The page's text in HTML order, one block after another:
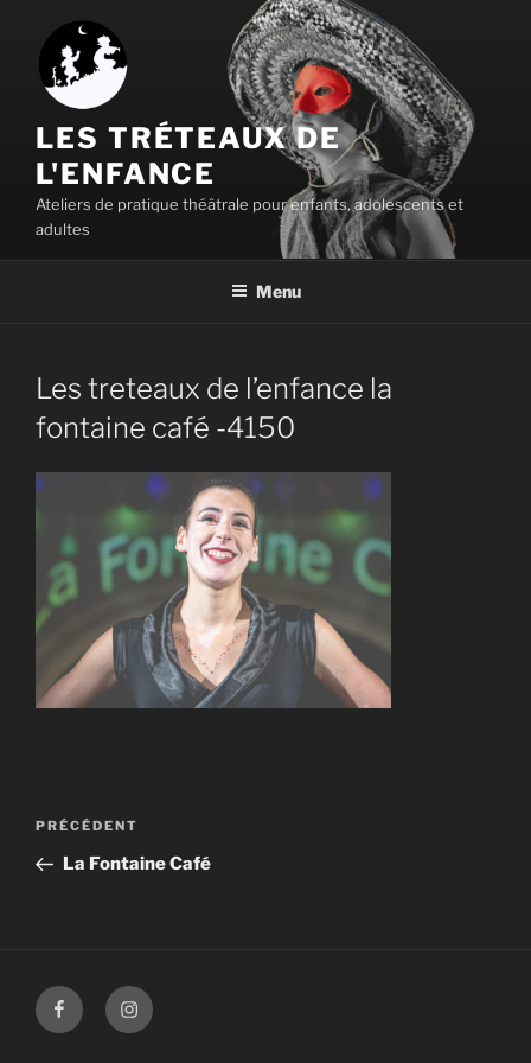
contenu
principal
LES TRÉTEAUX DE
L'ENFANCE
Ateliers de pratique théâtrale pour enfants, adolescents et
adultes
Menu
Les treteaux de l’enfance la
fontaine café -4150
Navigation
l’article
Article
précédent
PRÉCÉDENT
La Fontaine Café
FacebookInstagram